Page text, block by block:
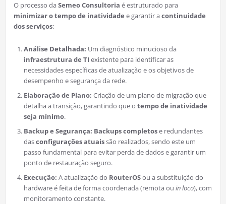
O processo daSemeo Consultoria é estruturado para
minimizar o tempo de inatividade e garantir acontinuidade
dos serviços:
Análise Detalhada: Um diagnóstico minucioso da
infraestrutura de TI existente para identificar as
necessidades específicas de atualização e os objetivos de
desempenho e segurança da rede.
Elaboração de Plano: Criação de um plano de migração que
detalha a transição, garantindo que o tempo de inatividade
seja mínimo.
Backup e Segurança: Backups completose redundantes
dasconfigurações atuaissão realizados, sendo este um
passo fundamental para evitar perda de dados e garantir um
ponto de restauração seguro.
Execução: A atualização do RouterOSou a substituição do
hardware é feita de forma coordenada (remota ou in loco), com
monitoramento constante.